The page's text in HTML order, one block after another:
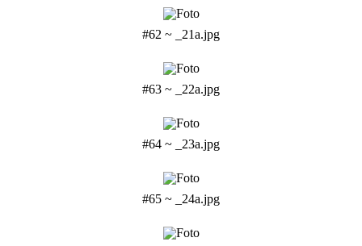
#62 ~ _21a.jpg
#63 ~ _22a.jpg
#64 ~ _23a.jpg
#65 ~ _24a.jpg